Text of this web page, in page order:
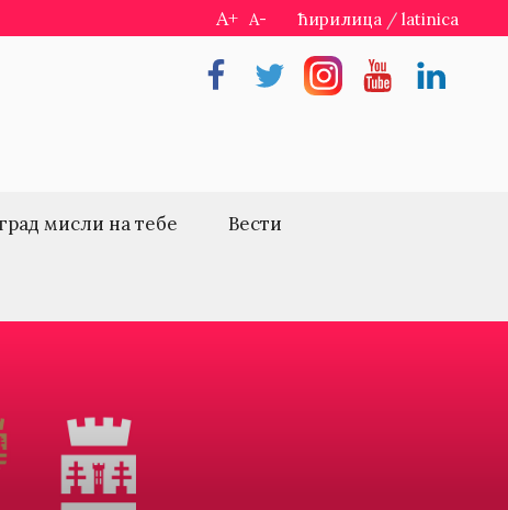
A+ A- ћирилица / latinica
FacebookTwitterInstragramYoutubeLinkedin
мисли на тебе Вести